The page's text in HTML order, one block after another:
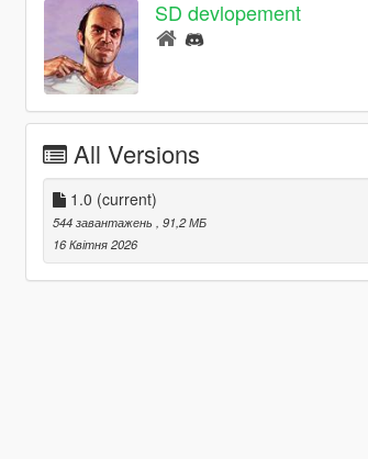
SD devlopement
All Versions
1.0 (current)
544 завантажень
, 91,2 МБ
16 Квітня 2026